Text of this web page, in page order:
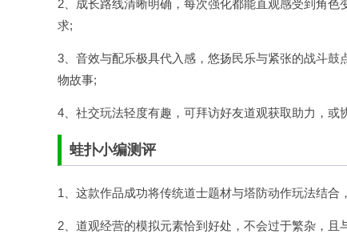
2、成长路线清晰明确，每次强化都能直观感受到角
求;
3、音效与配乐极具代入感，悠扬民乐与紧张的战斗
物故事;
4、社交玩法轻度有趣，可拜访好友道观获取助力，或
蛙扑小编测评
1、这款作品成功将传统道士题材与塔防动作玩法结
2、道观经营的模拟元素恰到好处，不会过于繁杂，